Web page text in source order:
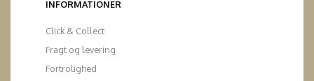
INFORMATIONER
Click & Collect
Fragt og levering
Fortrolighed